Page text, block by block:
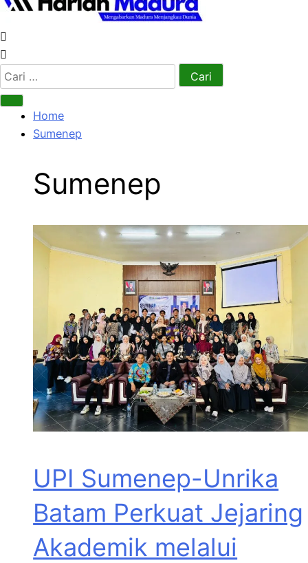
Cari
untuk:
Home
Sumenep
Sumenep
UPI Sumenep-Unrika
Batam Perkuat Jejaring
Akademik melalui